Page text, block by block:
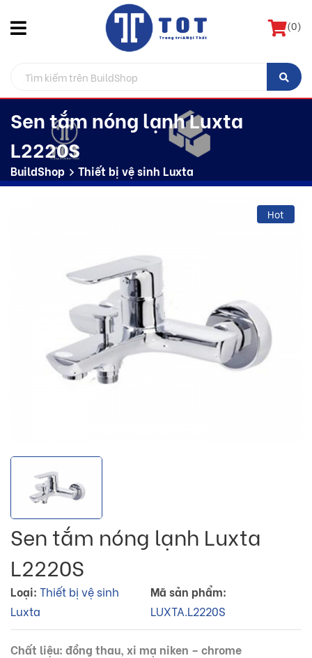
(0)
Sen tắm nóng lạnh Luxta
L2220S
BuildShop Thiết bị vệ sinh Luxta
Hot
Sen tắm nóng lạnh Luxta
L2220S
Loại: Thiết bị vệ sinh
Luxta
Mã sản phẩm:
LUXTA.L2220S
Chất liệu: đồng thau, xi mạ niken – chrome